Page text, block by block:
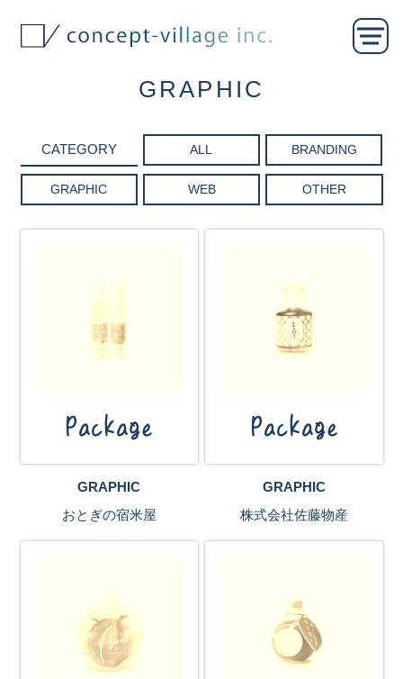
GRAPHIC
ALL BRANDING
GRAPHIC WEB OTHER
Package
GRAPHIC
おとぎの宿米屋
Package
GRAPHIC
株式会社佐藤物産